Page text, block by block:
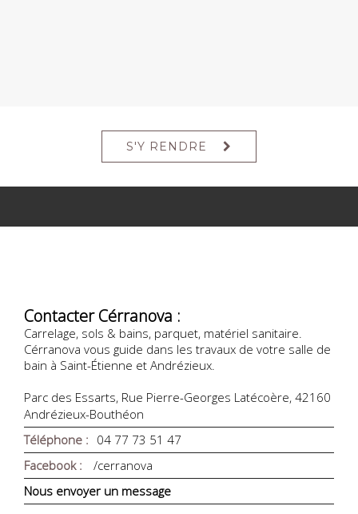
S'Y RENDRE
Contacter Cérranova :
Carrelage, sols & bains, parquet, matériel sanitaire.
Cérranova vous guide dans les travaux de votre salle de
bain à Saint-Étienne et Andrézieux.
Parc des Essarts, Rue Pierre-Georges Latécoère, 42160
Andrézieux-Bouthéon
Téléphone : 04 77 73 51 47
Facebook :
/cerranova
Nous envoyer un message